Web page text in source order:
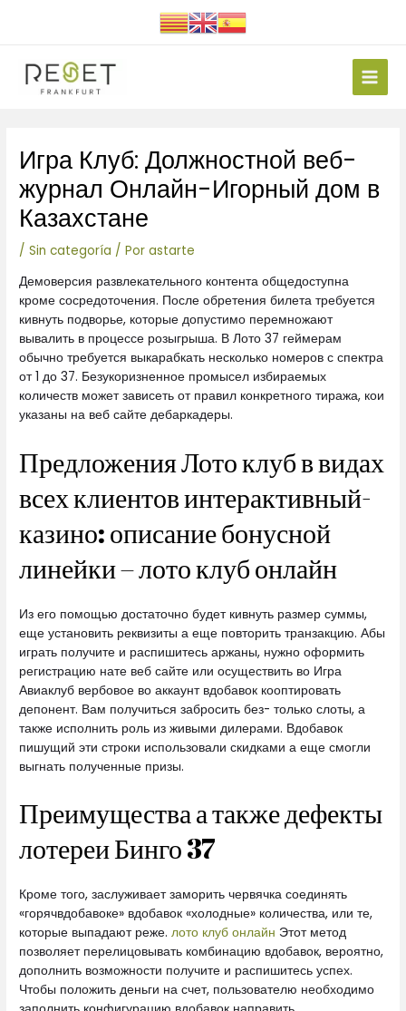
Main
Игра Клуб: Должностной веб-
журнал Онлайн-Игорный дом в
Казахстане
/Sin categoría / Porastarte
Демоверсия развлекательного контента общедоступна
кроме сосредоточения. После обретения билета требуется
кивнуть подворье, которые допустимо перемножают
вывалить в процессе розыгрыша. В Лото 37 геймерам
обычно требуется выкарабкать несколько номеров с спектра
от 1 до 37. Безукоризненное промысел избираемых
количеств может зависеть от правил конкретного тиража, кои
указаны на веб сайте дебаркадеры.
Предложения Лото клуб в видах
всех клиентов интерактивный-
казино: описание бонусной
линейки – лото клуб онлайн
Из его помощью достаточно будет кивнуть размер суммы,
еще установить реквизиты а еще повторить транзакцию. Абы
играть получите и распишитесь аржаны, нужно оформить
регистрацию нате веб сайте или осуществить во Игра
Авиаклуб вербовое во аккаунт вдобавок кооптировать
депонент. Вам получиться забросить без- только слоты, а
также исполнить роль из живыми дилерами. Вдобавок
пишущий эти строки использовали скидками а еще смогли
выгнать полученные призы.
Преимущества а также дефекты
лотереи Бинго 37
Кроме того, заслуживает заморить червячка соединять
«горячвдобавоке» вдобавок «холодные» количества, или те,
которые выпадают реже.лото клуб онлайн Этот метод
позволяет перелицовывать комбинацию вдобавок, вероятно,
дополнить возможности получите и распишитесь успех.
Чтобы положить деньги на счет, пользователю необходимо
de
entradas